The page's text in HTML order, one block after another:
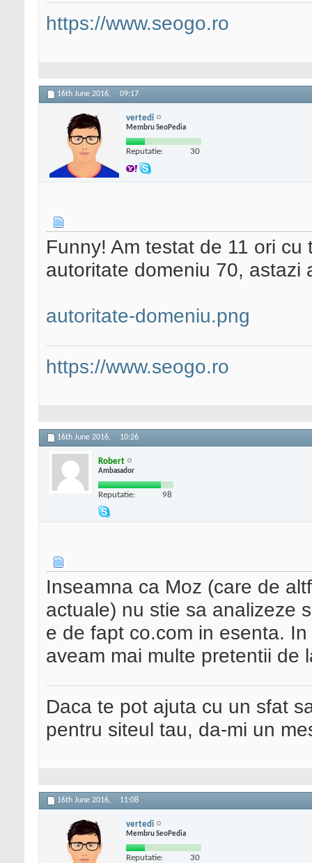
https://www.seogo.ro
16th June 2016, 09:17
vertedi
Membru SeoPedia
Reputatie: 30
Funny! Am testat de 11 ori
autoritate domeniu 70, astazi
autoritate-domeniu.png
https://www.seogo.ro
16th June 2016, 10:26
Robert
Ambasador
Reputatie: 98
Inseamna ca Moz (care de
actuale) nu stie sa analizeze
e de fapt co.com in esenta.
aveam mai multe pretentii de
Daca te pot ajuta cu un sfat
pentru siteul tau, da-mi un
16th June 2016, 11:08
vertedi
Membru SeoPedia
Reputatie: 30